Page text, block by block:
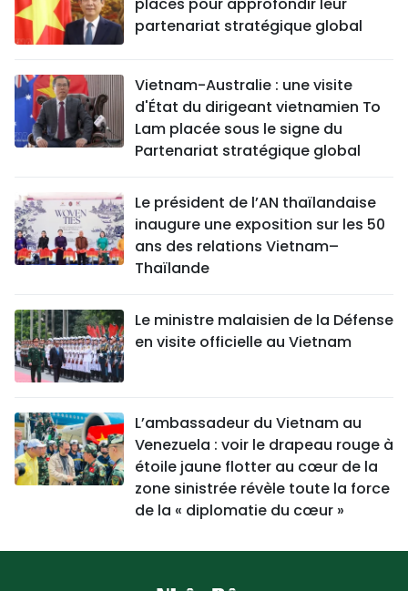
partenariat stratégique global
Vietnam-Australie : une visite
d'État du dirigeant vietnamien To
Lam placée sous le signe du
Partenariat stratégique global
Le président de l’AN thaïlandaise
inaugure une exposition sur les 50
ans des relations Vietnam–
Thaïlande
Le ministre malaisien de la Défense
en visite officielle au Vietnam
L’ambassadeur du Vietnam au
Venezuela : voir le drapeau rouge à
étoile jaune flotter au cœur de la
zone sinistrée révèle toute la force
de la « diplomatie du cœur »